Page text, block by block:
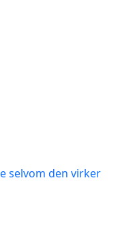
selvom den virker